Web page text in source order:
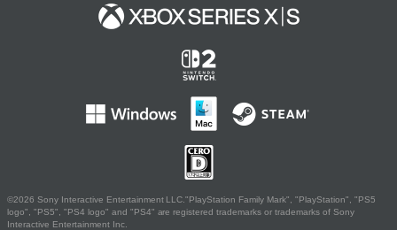
©2026 Sony Interactive Entertainment LLC."PlayStation Family Mark", "PlayStation", "PS5
logo", "PS5", "PS4 logo" and "PS4" are registered trademarks or trademarks of Sony
Interactive Entertainment Inc.